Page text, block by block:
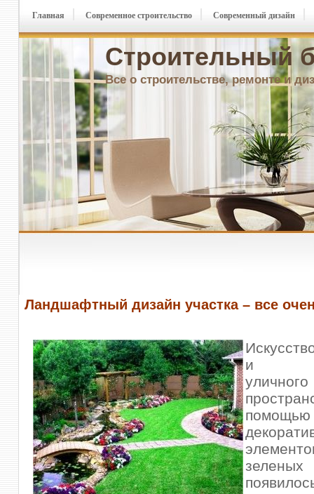
Строительный
Все о строительстве, ремонте и
Главная Современное строительство Современный дизайн
Ландшафтный дизайн участка – все
и
уличного
помощью
зеленых